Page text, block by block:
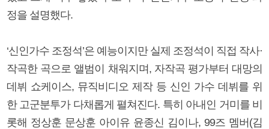
정을 설명했다.
‘신인가수 조정석’은 예능이지만 실제 조정석이 직접 작사·
작곡한 곡으로 앨범이 채워지며, 자작곡 평가부터 대망의
데뷔 쇼케이스, 뮤직비디오 제작 등 신인 가수 데뷔를 위
한 고군분투가 다채롭게 펼쳐진다. 특히 아내인 거미를 비
롯해 정상훈 문상훈 아이유 윤종신 김이나, 99즈 멤버(김